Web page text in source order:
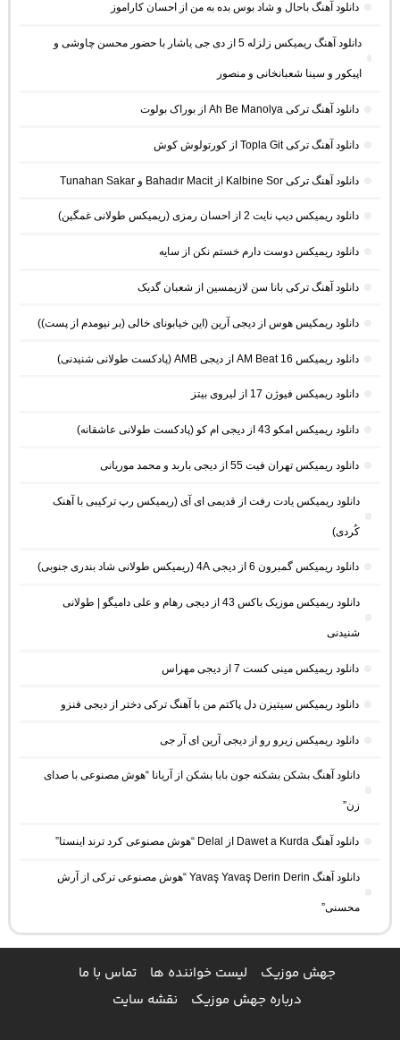
دانلود آهنگ باحال و شاد بوس بده به من از احسان کاراموز
دانلود آهنگ ریمیکس زلزله 5 از دی جی یاشار با حضور محسن چاوشی و
اپیکور و سینا شعبانخانی و منصور
دانلود آهنگ ترکی Ah Be Manolya از بوراک بولوت
دانلود آهنگ ترکی Topla Git از کورتولوش کوش
دانلود آهنگ ترکی Kalbine Sor از Bahadır Macit و Tunahan Sakar
دانلود ریمیکس دیپ نایت 2 از احسان رمزی (ریمیکس طولانی غمگین)
دانلود ریمیکس دوست دارم خستم نکن از سایه
دانلود آهنگ ترکی بانا سن لازیمسین از شعبان گدیک
دانلود ریمکیس هوس از دیجی آرین (این خیابونای خالی (بر نیومدم از پست))
دانلود ریمیکس AM Beat 16 از دیجی AMB (پادکست طولانی شنیدنی)
دانلود ریمیکس فیوژن 17 از لیروی بیتز
دانلود ریمیکس امکو 43 از دیجی ام کو (پادکست طولانی عاشقانه)
دانلود ریمیکس تهران فیت 55 از دیجی باربد و محمد موریانی
دانلود ریمیکس یادت رفت از قدیمی ای آی (ریمیکس رپ ترکیبی با آهنک
کُردی)
دانلود ریمیکس گمبرون 6 از دیجی 4A (ریمیکس طولانی شاد بندری جنوبی)
دانلود ریمیکس موزیک باکس 43 از دیجی رهام و علی دامیگو | طولانی
شنیدنی
دانلود ریمیکس مینی کست 7 از دیجی مهراس
دانلود ریمیکس سیتیزن دل پاکتم من با آهنگ ترکی دختر از دیجی فنزو
دانلود ریمیکس زیرو رو از دیجی آرین ای آر جی
دانلود آهنگ بشکن بشکنه جون بابا بشکن از آریانا “هوش مصنوعی با صدای
زن”
دانلود آهنگ Dawet a Kurda از Delal “هوش مصنوعی کرد ترند اینستا”
دانلود آهنگ Yavaş Yavaş Derin Derin “هوش مصنوعی ترکی از آرش
محسنی”
جهش موزیک لیست خواننده ها
تماس با ما
درباره جهش موزیک
نقشه سایت